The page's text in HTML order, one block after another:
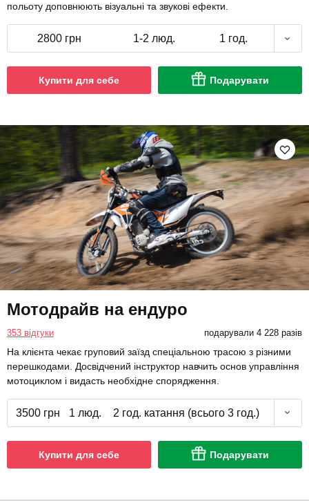
польоту доповнюють візуальні та звукові ефекти.
2800 грн 1-2 люд. 1 год.
Купити для себе Подарувати
Мотодрайв на ендуро
353 відгуки подарували 4 228 разів
На клієнта чекає груповий заїзд спеціальною трасою з різними
перешкодами. Досвідчений інструктор навчить основ управління
мотоциклом і видасть необхідне спорядження.
3500 грн 1 люд. 2 год. катання (всього 3 год.)
Купити для себе Подарувати